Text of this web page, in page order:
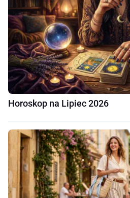
Horoskop na Lipiec 2026